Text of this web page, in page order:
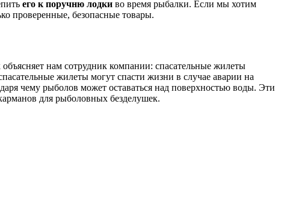
его к поручню лодки во время рыбалки. Если мы хотим
проверенные, безопасные товары.
нам сотрудник компании: спасательные жилеты
жилеты могут спасти жизни в случае аварии на
чему рыболов может оставаться над поверхностью воды. Эти
для рыболовных безделушек.